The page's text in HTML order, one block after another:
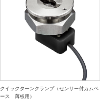
クイックターンクランプ（センサー付カムベ
ース 薄板用）